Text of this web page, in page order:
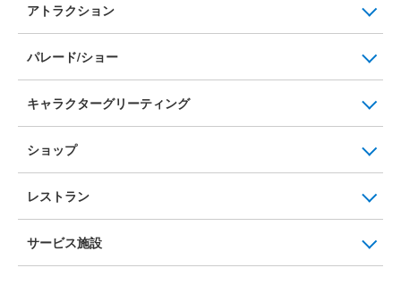
アトラクション
パレード/ショー
キャラクターグリーティング
ショップ
レストラン
サービス施設